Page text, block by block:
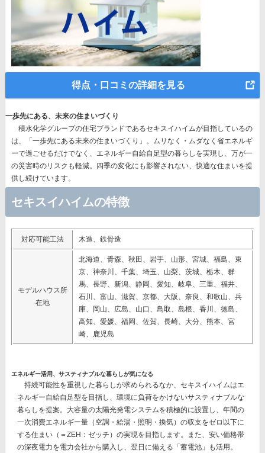
得点・口コミの詳細を見る
一歩先にある、未来の住まいづくり
積水化学グループの住宅ブランドであるセキスイハイムが目指しているの
は、
「一歩先にある未来の住まいづくり」。 ムリなく・ムダなく省エネルギ
ーで過ごせるだけでなく、エネルギー自給自足型の暮らしを実現し、万が一
の災害時のリスクも軽減。四季の変化にも影響されない、快適な住まいを提
供し続けています。
セキスイハイムの特徴
対応可能工法 木造、鉄骨造
モデルハウス所
在地
北海道、青森、秋田、岩手、山形、宮城、福島、東
京、神奈川、千葉、埼玉、山梨、茨城、栃木、群
馬、長野、新潟、静岡、愛知、岐阜、三重、福井、
石川、富山、滋賀、京都、大阪、奈良、和歌山、兵
庫、岡山、広島、山口、鳥取、島根、香川、徳島、
高知、愛媛、福岡、佐賀、長崎、大分、熊本、宮
崎、鹿児島
エネルギー活用、サスティナブルな暮らしが気になる
持続可能性を重視した暮らしが求められるなか、セキスイハイムはエ
ネルギー自給自足型を目指し、環境に負荷をかけないサスティナブルな
暮らしを提案。大容量の太陽光発電システムを積極的に設置し、 年間の
一次消費エネルギー量（空調・給湯・照明・換気）の収支をゼロ以下に
する住まい（＝ZEH：ゼッチ）の実現を目指します。また、安い価格帯
の深夜電力を電力会社から購入し、翌日に備える 「蓄電池」 も活用。